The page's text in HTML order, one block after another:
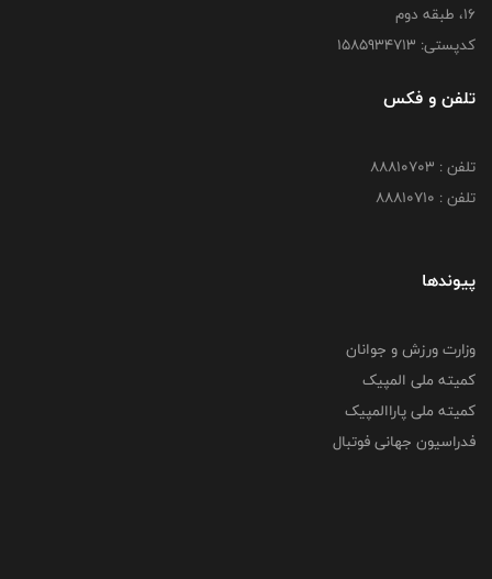
16، طبقه دوم
کدپستی: 1585934713
تلفن و فکس
تلفن : 88810703
تلفن : 88810710
پیوندها
وزارت ورزش و جوانان
کمیته ملی المپیک
کمیته ملی پاراالمپیک
فدراسیون جهانی فوتبال